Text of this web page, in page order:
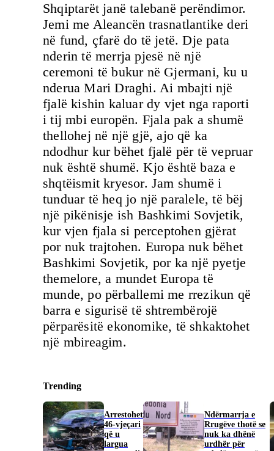
Shqiptarët janë talebanë perëndimor.
Jemi me Aleancën trasnatlantike deri
në fund, çfarë do të jetë. Dje pata
nderin të merrja pjesë në një
ceremoni të bukur në Gjermani, ku u
nderua Mari Draghi. Ai mbajti një
fjalë kishin kaluar dy vjet nga raporti
i tij mbi europën. Fjala pak a shumë
thellohej në një gjë, ajo që ka
ndodhur kur bëhet fjalë për të vepruar
nuk është shumë. Kjo është baza e
shqtëismit kryesor. Jam shumë i
tunduar të heq jo një paralele, të bëj
një pikënisje ish Bashkimi Sovjetik,
kur vjen fjala si perceptohen gjërat
por nuk trajtohen. Europa nuk bëhet
Bashkimi Sovjetik, por ka një pyetje
themelore, a mundet Europa të
munde, po përballemi me rrezikun që
barra e sigurisë të shtrembërojë
përparësitë ekonomike, të shkaktohet
një mbireagim.
Trending
Arrestohet
46-vjeçari
që u
largua
Ndërmarrja e
Rrugëve thotë se
nuk ka dhënë
urdhër për